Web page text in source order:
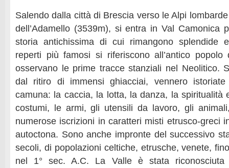
Salendo dalla città di Brescia verso le Alpi
dell’Adamello (3539m), si entra in Val Camonica
storia antichissima di cui rimangono splendide
reperti più famosi si riferiscono all’antico
osservano le prime tracce stanziali nel Neolitico.
dal ritiro di immensi ghiacciai, vennero
camuna: la caccia, la lotta, la danza, la spiritualità
costumi, le armi, gli utensili da lavoro, gli
numerose iscrizioni in caratteri misti etrusco-greci
autoctona. Sono anche impronte del successivo
secoli, di popolazioni celtiche, etrusche, venete,
nel 1° sec. A.C. La Valle è stata riconosciuta